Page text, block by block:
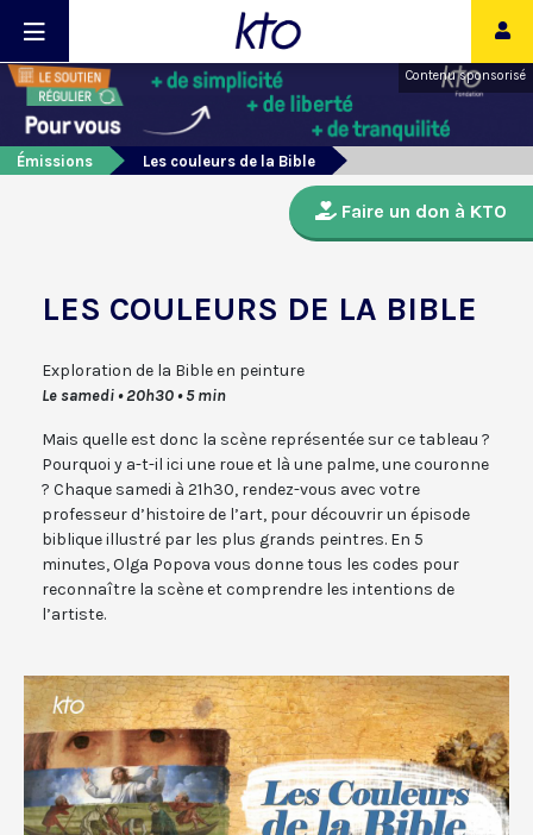
Contenu sponsorisé
Émissions Les couleurs de la Bible
Faire un don à KTO
LES COULEURS DE LA BIBLE
Exploration de la Bible en peinture
Le samedi • 20h30 • 5 min
Mais quelle est donc la scène représentée sur ce tableau ?
Pourquoi y a-t-il ici une roue et là une palme, une couronne
? Chaque samedi à 21h30, rendez-vous avec votre
professeur d’histoire de l’art, pour découvrir un épisode
biblique illustré par les plus grands peintres. En 5
minutes, Olga Popova vous donne tous les codes pour
reconnaître la scène et comprendre les intentions de
l’artiste.